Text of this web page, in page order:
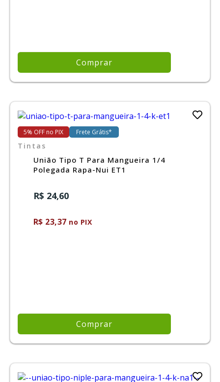
Comprar
5% OFF no PIX Frete Grátis*
Tintas
União Tipo T Para Mangueira 1/4
Polegada Rapa-Nui ET1
R$ 24,60
R$ 23,37 no PIX
Comprar